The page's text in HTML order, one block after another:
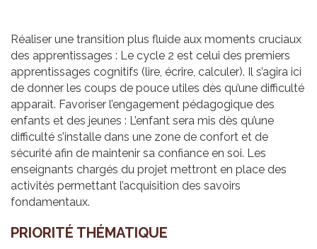
Réaliser une transition plus fluide aux moments cruciaux
des apprentissages : Le cycle 2 est celui des premiers
apprentissages cognitifs (lire, écrire, calculer). Il s’agira ici
de donner les coups de pouce utiles dès qu’une difficulté
apparaît. Favoriser l’engagement pédagogique des
enfants et des jeunes : L’enfant sera mis dès qu’une
difficulté s’installe dans une zone de confort et de
sécurité afin de maintenir sa confiance en soi. Les
enseignants chargés du projet mettront en place des
activités permettant l’acquisition des savoirs
fondamentaux.
PRIO­RITÉ THÉ­MA­TIQUE